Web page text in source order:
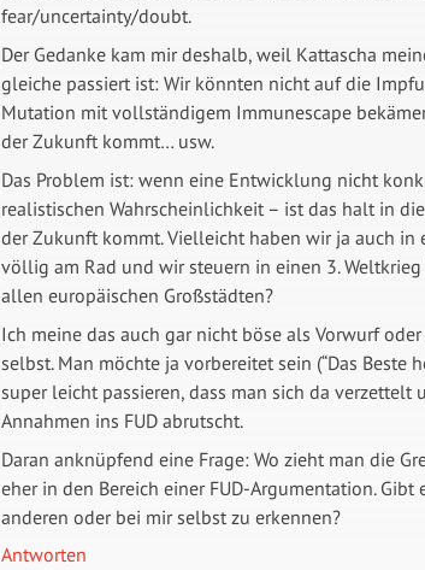
fear/uncertainty/doubt.
Der Gedanke kam mir deshalb, weil Kattascha
gleiche passiert ist: Wir könnten nicht auf die
Mutation mit vollständigem Immunescape
der Zukunft kommt… usw.
Das Problem ist: wenn eine Entwicklung nicht
realistischen Wahrscheinlichkeit – ist das halt in
der Zukunft kommt. Vielleicht haben wir ja auch
völlig am Rad und wir steuern in einen 3.
allen europäischen Großstädten?
Ich meine das auch gar nicht böse als Vorwurf
selbst. Man möchte ja vorbereitet sein (“Das Beste
super leicht passieren, dass man sich da
Annahmen ins FUD abrutscht.
Daran anknüpfend eine Frage: Wo zieht man die
eher in den Bereich einer FUD-Argumentation.
anderen oder bei mir selbst zu erkennen?
Antworten